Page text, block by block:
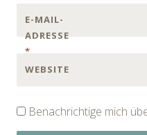
E-MAIL-
ADRESSE
*
WEBSITE
Benachrichtige mich